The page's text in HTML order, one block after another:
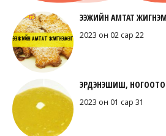
ЭЭЖИЙН АМТАТ
2023 он 02 сар 22
ЭРДЭНЭШИШ,
2023 он 01 сар 31